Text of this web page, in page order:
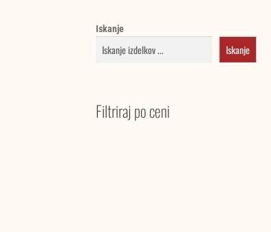
Iskanje
Iskanje
Filtriraj po ceni